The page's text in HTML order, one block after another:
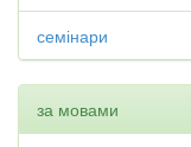
семінари
за мовами